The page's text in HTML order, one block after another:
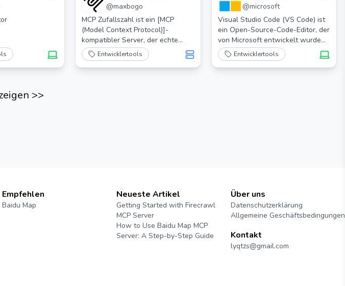
@maxbogo
MCP Zufallszahl ist ein [MCP
(Model Context Protocol)]-
kompatibler Server, der echte
Zufallszahlen aus
atmosphärischem Rauschen über
random.org bereitstellt.
Entwicklertools
- Open Source
("Code - OSS")
@microsoft
Visual Studio Code (VS Code) ist
ein Open-Source-Code-Editor, der
von Microsoft entwickelt wurde
und die Einfachheit eines Code-
Editors mit den Funktionen
kombiniert, die für den
Entwicklertools
>>
Empfehlen
Baidu Map
Neueste Artikel
Getting Started with Firecrawl
MCP Server
How to Use Baidu Map MCP
Server: A Step-by-Step Guide
Über uns
Datenschutzerklärung
Allgemeine Geschäftsbedingungen
Kontakt
lyqtzs@gmail.com